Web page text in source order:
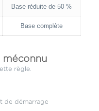
Base réduite de 50 %
Base complète
méconnu
règle.
de démarrage